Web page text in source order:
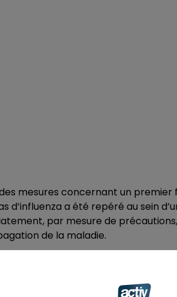
mesures concernant un
a été repéré au sein
par mesure de précautions,
de la maladie.
des zones réglementées de
de l’établissement contaminé.
vont être soumis à des